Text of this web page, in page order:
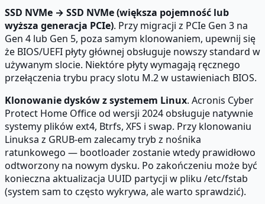
SSD NVMe → SSD NVMe (większa pojemność lub
wyższa generacja PCIe). Przy migracji z PCIe Gen 3 na
Gen 4 lub Gen 5, poza samym klonowaniem, upewnij się
że BIOS/UEFI płyty głównej obsługuje nowszy standard w
używanym slocie. Niektóre płyty wymagają ręcznego
przełączenia trybu pracy slotu M.2 w ustawieniach BIOS.
Klonowanie dysków z systemem Linux. Acronis Cyber
Protect Home Office od wersji 2024 obsługuje natywnie
systemy plików ext4, Btrfs, XFS i swap. Przy klonowaniu
Linuksa z GRUB-em zalecamy tryb z nośnika
ratunkowego — bootloader zostanie wtedy prawidłowo
odtworzony na nowym dysku. Po zakończeniu może być
konieczna aktualizacja UUID partycji w pliku /etc/fstab
(system sam to często wykrywa, ale warto sprawdzić).